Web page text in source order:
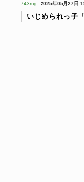
743mg 2025年05月27日
いじめられっ子